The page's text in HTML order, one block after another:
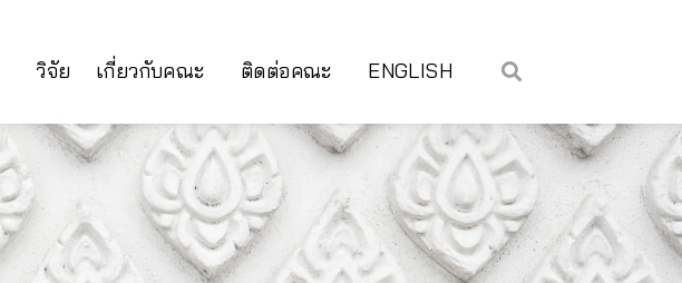
วิจัย เกี่ยวกับคณะ ติดต่อคณะ ENGLISH